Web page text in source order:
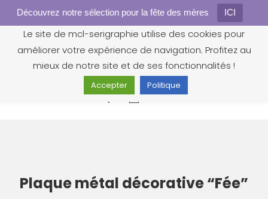
Découvrez notre sélection pour la fête des mères ICI
0
Plaque métal décorative “Fée”
Gestion des cookies
Le site de mcl-serigraphie utilise des cookies pour
améliorer votre expérience de navigation. Profitez au
mieux de notre site et de ses fonctionnalités !
Accepter Politique